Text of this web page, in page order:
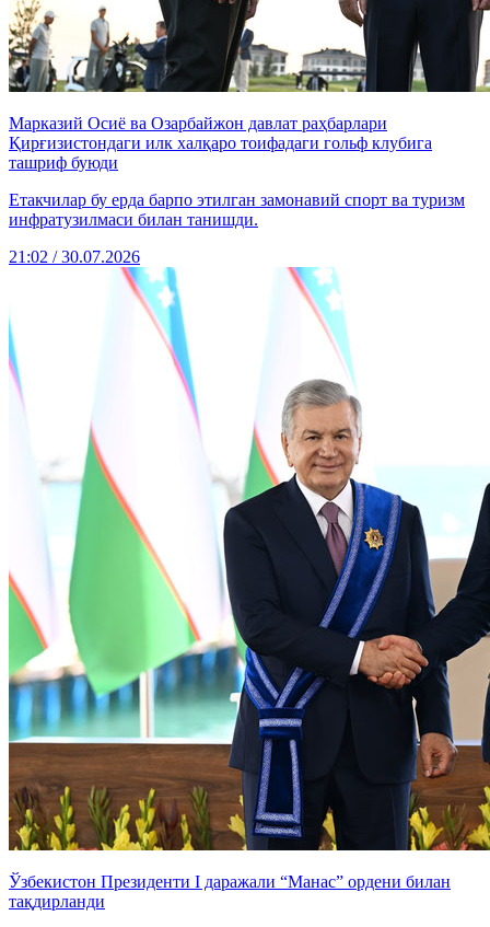
Марказий Осиё ва Озарбайжон давлат раҳбарлари
Қирғизистондаги илк халқаро тоифадаги гольф клубига
ташриф буюди
Етакчилар бу ерда барпо этилган замонавий спорт ва туризм
инфратузилмаси билан танишди.
21:02 / 30.07.2026
Ўзбекистон Президенти I даражали “Манас” ордени билан
тақдирланди